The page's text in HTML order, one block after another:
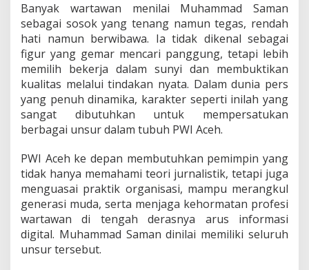
Banyak wartawan menilai Muhammad Saman
sebagai sosok yang tenang namun tegas, rendah
hati namun berwibawa. Ia tidak dikenal sebagai
figur yang gemar mencari panggung, tetapi lebih
memilih bekerja dalam sunyi dan membuktikan
kualitas melalui tindakan nyata. Dalam dunia pers
yang penuh dinamika, karakter seperti inilah yang
sangat dibutuhkan untuk mempersatukan
berbagai unsur dalam tubuh PWI Aceh.
PWI Aceh ke depan membutuhkan pemimpin yang
tidak hanya memahami teori jurnalistik, tetapi juga
menguasai praktik organisasi, mampu merangkul
generasi muda, serta menjaga kehormatan profesi
wartawan di tengah derasnya arus informasi
digital. Muhammad Saman dinilai memiliki seluruh
unsur tersebut.